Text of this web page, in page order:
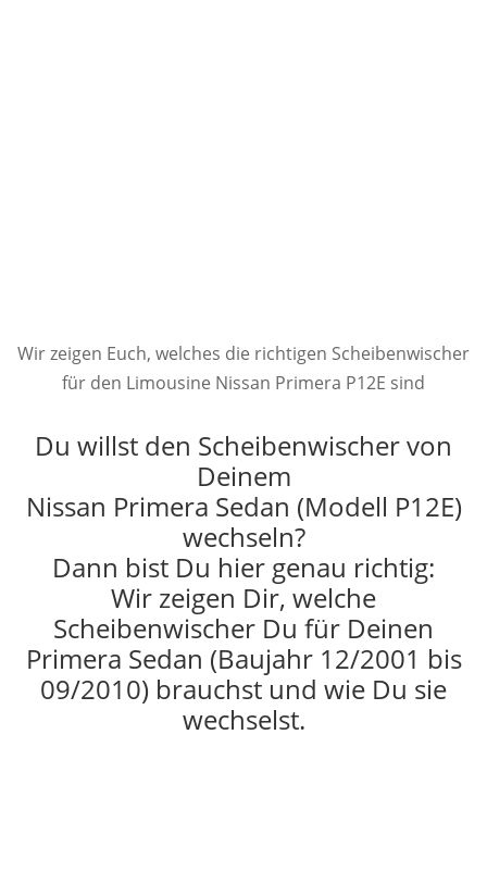
Wir zeigen Euch, welches die richtigen Scheibenwischer
für den Limousine Nissan Primera P12E sind
Du willst den Scheibenwischer von
Deinem
Nissan Primera Sedan (Modell P12E)
wechseln?
Dann bist Du hier genau richtig:
Wir zeigen Dir, welche
Scheibenwischer Du für Deinen
Primera Sedan (Baujahr 12/2001 bis
09/2010) brauchst und wie Du sie
wechselst.